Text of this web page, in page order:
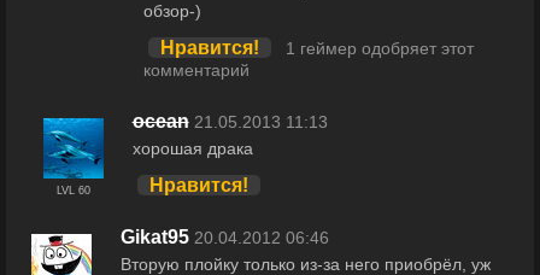
обзор-)
Нравится!
1 геймер одобряет этот
комментарий
LVL 60
ocean 21.05.2013 11:13
хорошая драка
Нравится!
Gikat95 20.04.2012 06:46
Вторую плойку только из-за него приобрёл, уж